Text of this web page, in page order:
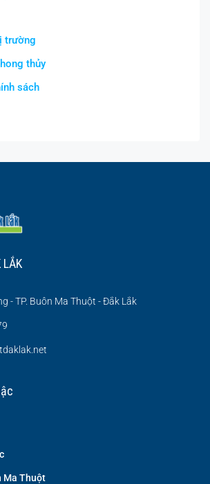
trường
thủy
sách
- TP. Buôn Ma Thuột - Đắk Lắk
Ma Thuột